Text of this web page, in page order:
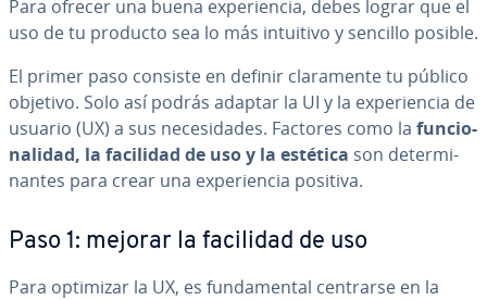
Para ofrecer una buena ex­pe­rie­n­cia, debes lograr que el
uso de tu producto sea lo más intuitivo y sencillo posible.
El primer paso consiste en definir cla­ra­me­n­te tu público
objetivo. Solo así podrás adaptar la UI y la ex­pe­rie­n­cia de
usuario (UX) a sus ne­ce­si­da­des. Factores como la fu­n­cio­
na­li­dad, la facilidad de uso y la estética son de­te­r­mi­
na­n­tes para crear una ex­pe­rie­n­cia positiva.
Paso 1: mejorar la facilidad de uso
Para optimizar la UX, es fu­n­da­me­n­tal centrarse en la